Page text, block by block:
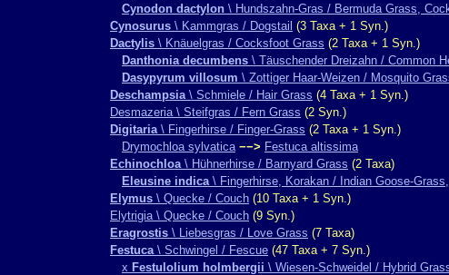
Cynodon dactylon \ Hundszahn-Gras / Bermuda Grass,
Cynosurus \ Kammgras / Dogstail (3 Taxa + 1 Syn.)
Dactylis \ Knäuelgras / Cocksfoot Grass (2 Taxa + 1 Syn.)
Danthonia decumbens \ Täuschender Dreizahn / Common
Dasypyrum villosum \ Zottiger Haar-Weizen / Mosquito
Deschampsia\ Schmiele / Hair Grass (4 Taxa + 1 Syn.)
Desmazeria \ Steifgras / Fern Grass (2 Syn.)
Digitaria\ Fingerhirse / Finger-Grass (2 Taxa + 1 Syn.)
Drymochloa sylvatica −−> Festuca altissima
Echinochloa\ Hühnerhirse / Barnyard Grass (2 Taxa)
Eleusine indica\ Fingerhirse, Korakan / Indian Goose-
Elymus \ Quecke / Couch (10 Taxa + 1 Syn.)
Elytrigia \ Quecke / Couch (9 Syn.)
Eragrostis \ Liebesgras / Love Grass (7 Taxa)
Festuca\ Schwingel / Fescue (47 Taxa + 7 Syn.)
x Festulolium holmbergii \ Wiesen-Schweidel / Hybrid